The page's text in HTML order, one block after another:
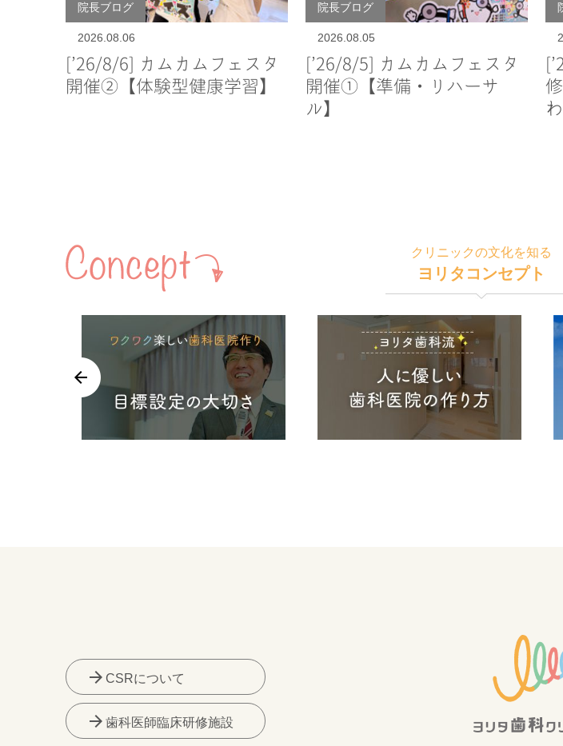
院長ブログ
2026.08.06
[’26/8/6] カムカムフェスタ
開催②【体験型健康学習】
院長ブログ
2026.08.05
[’26/8/5] カムカムフェスタ
開催①【準備・リハーサ
ル】
クリニックの文化を知る
ヨリタコンセプト
arrow_forward CSRについて
arrow_forward 歯科医師臨床研修施設